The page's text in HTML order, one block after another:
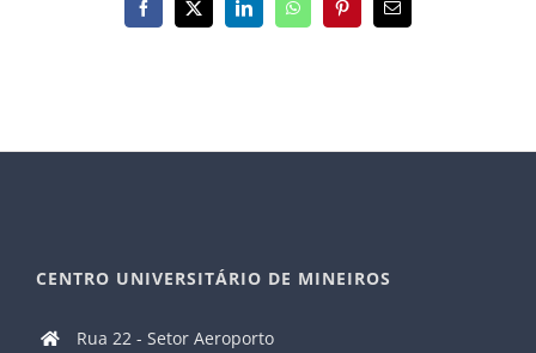
Facebook
X LinkedInWhatsAppPinterest
E-
mail
CENTRO UNIVERSITÁRIO DE MINEIROS
Rua 22 - Setor Aeroporto